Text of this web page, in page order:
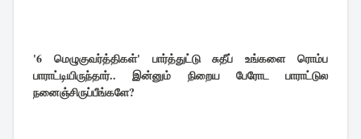
'6 மெழுகுவர்த்திகள்' பார்த்துட்டு சுதீப் உங்களை ரொம்ப
பாராட்டியிருந்தார்.. இன்னும் நிறைய பேரோட பாராட்டுல
நனைஞ்சிருப்பீங்களே?